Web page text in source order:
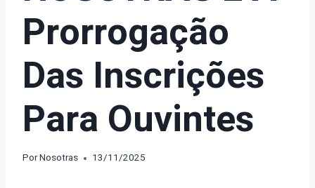
Prorrogação
Das Inscrições
Para Ouvintes
PorNosotras 13/11/2025